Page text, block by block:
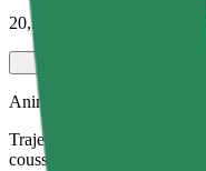
20,50 PLN
Animaux de compagnie
Trajets pour vous et votre
coussin.